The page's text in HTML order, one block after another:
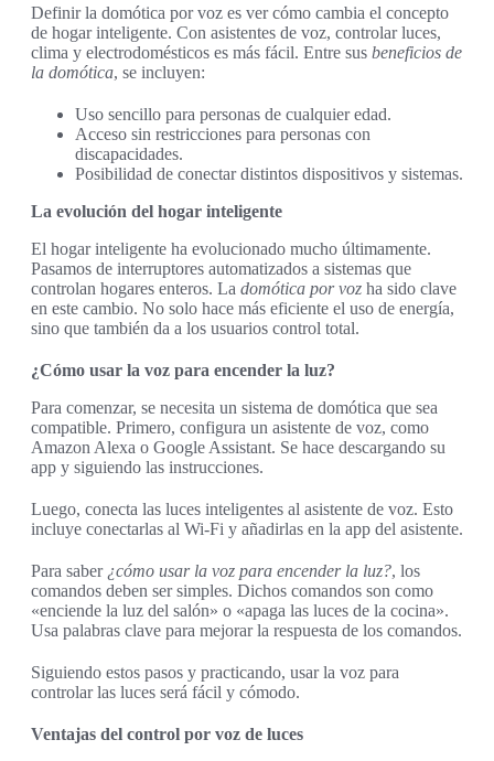
Definir la domótica por voz es ver cómo cambia el concepto
de hogar inteligente. Con asistentes de voz, controlar luces,
clima y electrodomésticos es más fácil. Entre sus beneficios de
la domótica, se incluyen:
Uso sencillo para personas de cualquier edad.
Acceso sin restricciones para personas con
discapacidades.
Posibilidad de conectar distintos dispositivos y sistemas.
La evolución del hogar inteligente
El hogar inteligente ha evolucionado mucho últimamente.
Pasamos de interruptores automatizados a sistemas que
controlan hogares enteros. La domótica por voz ha sido clave
en este cambio. No solo hace más eficiente el uso de energía,
sino que también da a los usuarios control total.
¿Cómo usar la voz para encender la luz?
Para comenzar, se necesita un sistema de domótica que sea
compatible. Primero, configura un asistente de voz, como
Amazon Alexa o Google Assistant. Se hace descargando su
app y siguiendo las instrucciones.
Luego, conecta las luces inteligentes al asistente de voz. Esto
incluye conectarlas al Wi-Fi y añadirlas en la app del asistente.
Para saber ¿cómo usar la voz para encender la luz?, los
comandos deben ser simples. Dichos comandos son como
«enciende la luz del salón» o «apaga las luces de la cocina».
Usa palabras clave para mejorar la respuesta de los comandos.
Siguiendo estos pasos y practicando, usar la voz para
controlar las luces será fácil y cómodo.
Ventajas del control por voz de luces